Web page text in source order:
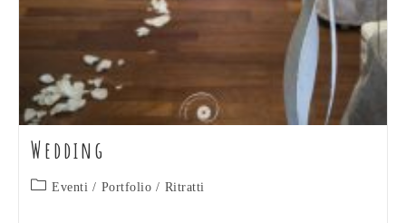
Wedding
Categoria
Eventi / Portfolio / Ritratti